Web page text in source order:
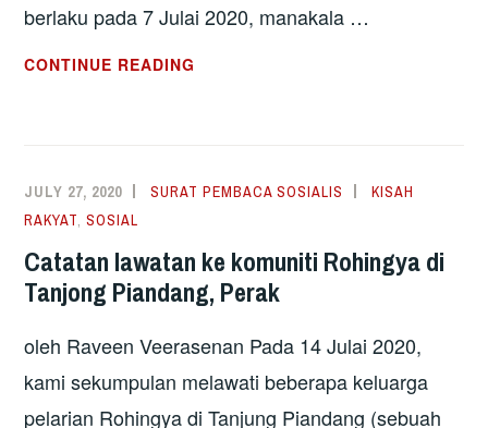
berlaku pada 7 Julai 2020, manakala …
CONTINUE READING
ORANG
TIDAK
MENGAKU
JULY 27, 2020 SURAT PEMBACA SOSIALIS
KISAH
RAKYAT,SOSIAL
Catatan lawatan ke komuniti Rohingya di
Tanjong Piandang, Perak
oleh Raveen Veerasenan Pada 14 Julai 2020,
kami sekumpulan melawati beberapa keluarga
pelarian Rohingya di Tanjung Piandang (sebuah